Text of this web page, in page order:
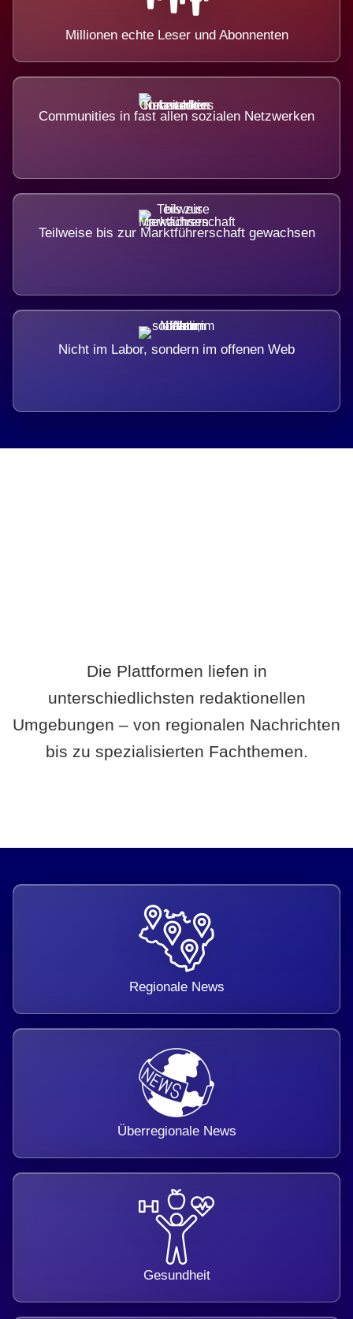
Millionen echte Leser und Abonnenten
Communities in fast allen sozialen Netzwerken
Teilweise bis zur Marktführerschaft gewachsen
Nicht im Labor, sondern im offenen Web
Die Plattformen liefen in
unterschiedlichsten redaktionellen
Umgebungen – von regionalen Nachrichten
bis zu spezialisierten Fachthemen.
Regionale News
Überregionale News
Gesundheit